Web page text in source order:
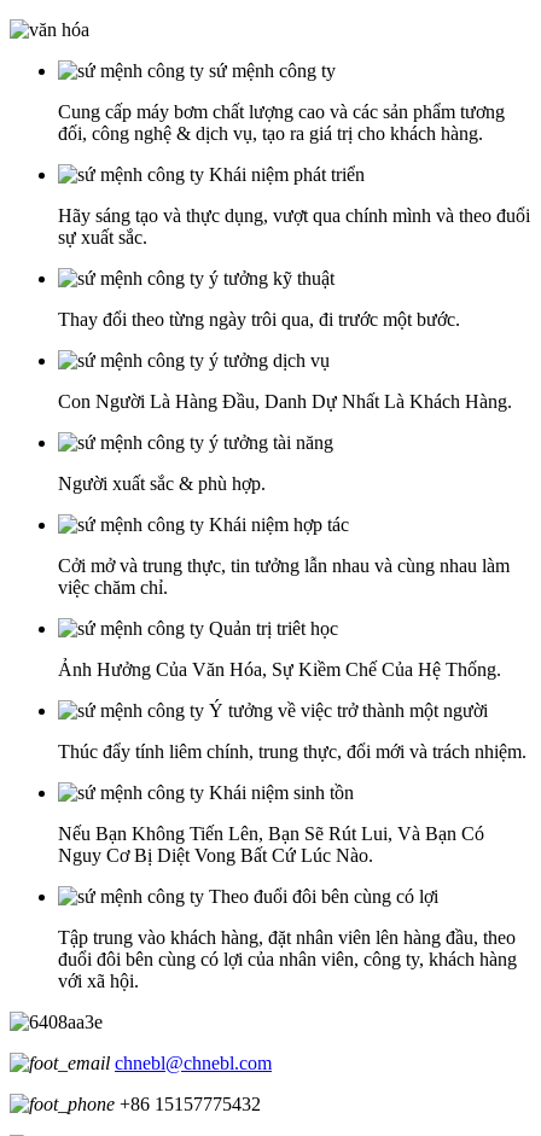
sứ mệnh công ty
Cung cấp máy bơm chất lượng cao và các sản phẩm tương
đối, công nghệ & dịch vụ, tạo ra giá trị cho khách hàng.
Khái niệm phát triển
Hãy sáng tạo và thực dụng, vượt qua chính mình và theo đuổi
sự xuất sắc.
ý tưởng kỹ thuật
Thay đổi theo từng ngày trôi qua, đi trước một bước.
ý tưởng dịch vụ
Con Người Là Hàng Đầu, Danh Dự Nhất Là Khách Hàng.
ý tưởng tài năng
Người xuất sắc & phù hợp.
Khái niệm hợp tác
Cởi mở và trung thực, tin tưởng lẫn nhau và cùng nhau làm
việc chăm chỉ.
Quản trị triêt học
Ảnh Hưởng Của Văn Hóa, Sự Kiềm Chế Của Hệ Thống.
Ý tưởng về việc trở thành một người
Thúc đẩy tính liêm chính, trung thực, đổi mới và trách nhiệm.
Khái niệm sinh tồn
Nếu Bạn Không Tiến Lên, Bạn Sẽ Rút Lui, Và Bạn Có
Nguy Cơ Bị Diệt Vong Bất Cứ Lúc Nào.
Theo đuổi đôi bên cùng có lợi
Tập trung vào khách hàng, đặt nhân viên lên hàng đầu, theo
đuổi đôi bên cùng có lợi của nhân viên, công ty, khách hàng
với xã hội.
chnebl@chnebl.com
+86 15157775432